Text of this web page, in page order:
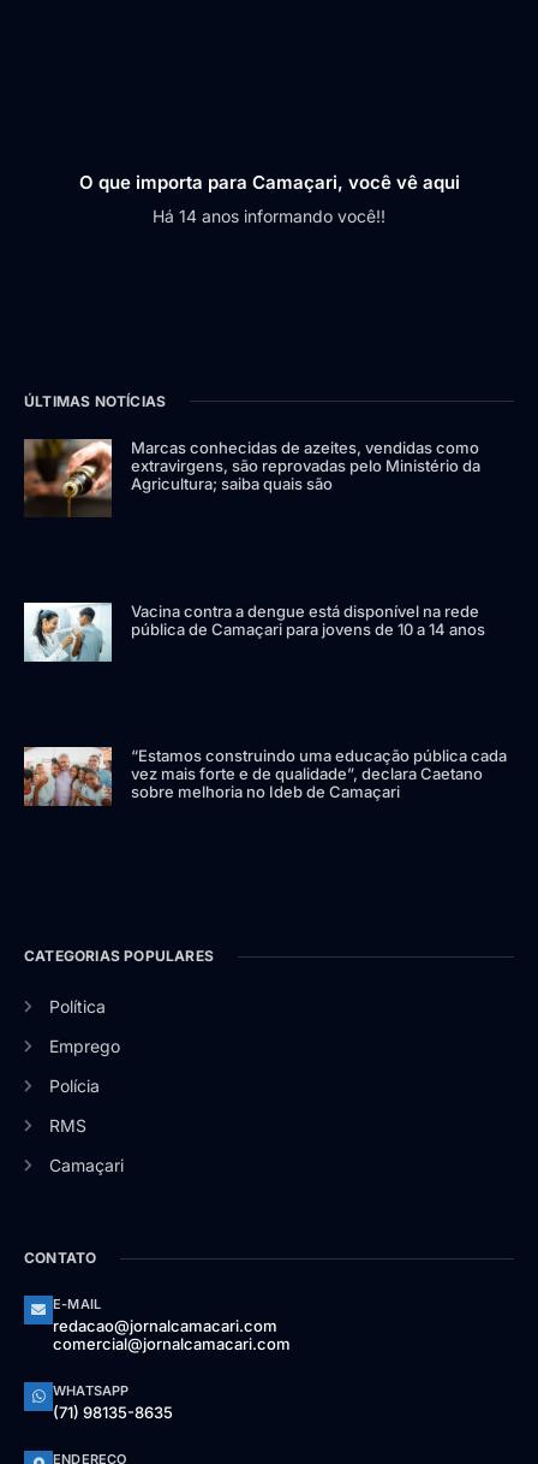
O que importa para Camaçari, você vê aqui
Há 14 anos informando você!!
ÚLTIMAS NOTÍCIAS
Marcas conhecidas de azeites, vendidas como
extravirgens, são reprovadas pelo Ministério da
Agricultura; saiba quais são
Vacina contra a dengue está disponível na rede
pública de Camaçari para jovens de 10 a 14 anos
“Estamos construindo uma educação pública cada
vez mais forte e de qualidade”, declara Caetano
sobre melhoria no Ideb de Camaçari
CATEGORIAS POPULARES
Política
Emprego
Polícia
RMS
Camaçari
CONTATO
E-MAIL
redacao@jornalcamacari.com
comercial@jornalcamacari.com
WHATSAPP
(71) 98135-8635
ENDEREÇO